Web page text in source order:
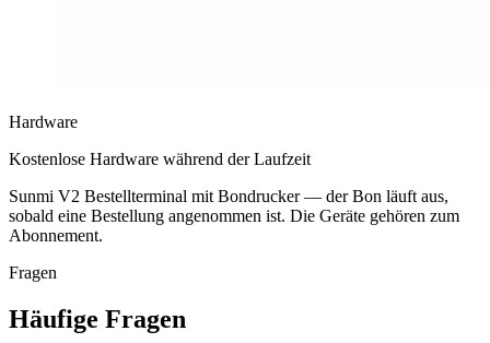
Hardware
Kostenlose Hardware während der Laufzeit
Sunmi V2 Bestellterminal mit Bondrucker — der Bon läuft aus,
sobald eine Bestellung angenommen ist. Die Geräte gehören zum
Abonnement.
Fragen
Häufige Fragen